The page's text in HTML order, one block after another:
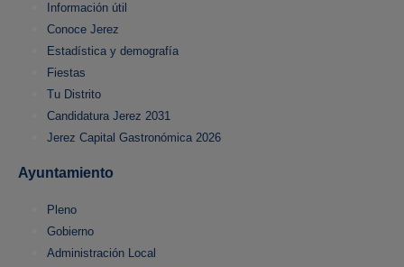
Información útil
Conoce Jerez
Estadística y demografía
Fiestas
Tu Distrito
Candidatura Jerez 2031
Jerez Capital Gastronómica 2026
Ayuntamiento
Pleno
Gobierno
Administración Local